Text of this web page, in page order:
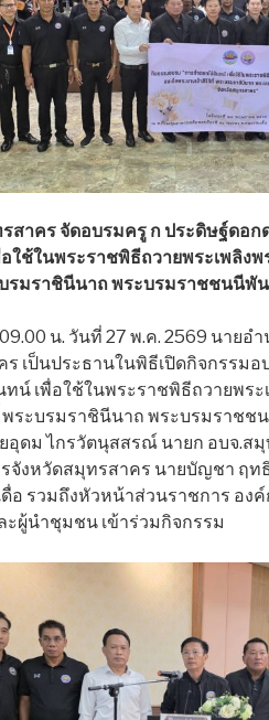
สาคร จัดอบรมครู ก ประดิษฐ์ดอ
อใช้ในพระราชพิธีถวายพระเพลิง
รมราชินีนาถ พระบรมราชชนนีพั
09.00 น. วันที่ 27 พ.ค. 2569 นายอ
เป็นประธานในพิธีเปิดกิจกรรมอ
น์ เพื่อใช้ในพระราชพิธีถวายพร
พระบรมราชินีนาถ พระบรมราชช
อุดม ไกรวัตนุสสรณ์ นายก อบจ.ส
จังหวัดสมุทรสาคร นายบัญชา ฤท
ดื่อ รวมถึงหัวหน้าส่วนราชการ อง
ะผู้นำชุมชน เข้าร่วมกิจกรรม